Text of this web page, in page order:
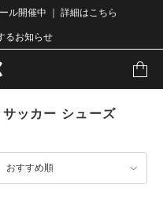
ル開催中 ｜ 詳細はこちら
るお知らせ
ッカー シューズ
おすすめ順